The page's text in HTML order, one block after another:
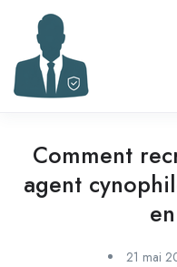
Comment
agent
21 mai